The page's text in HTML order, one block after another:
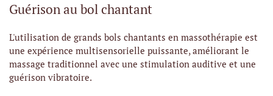
Guérison au bol chantant
L'utilisation de grands bols chantants en massothérapie est
une expérience multisensorielle puissante, améliorant le
massage traditionnel avec une stimulation auditive et une
guérison vibratoire.